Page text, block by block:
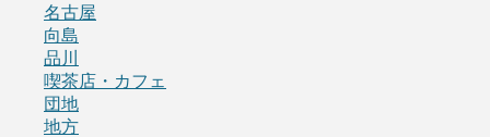
名古屋
向島
品川
喫茶店・カフェ
団地
地方